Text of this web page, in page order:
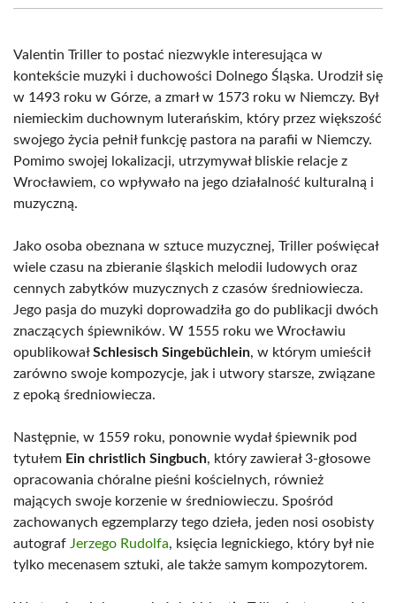
(Twitter)
Valentin Triller to postać niezwykle interesująca w
kontekście muzyki i duchowości Dolnego Śląska. Urodził się
w 1493 roku w Górze, a zmarł w 1573 roku w Niemczy. Był
niemieckim duchownym luterańskim, który przez większość
swojego życia pełnił funkcję pastora na parafii w Niemczy.
Pomimo swojej lokalizacji, utrzymywał bliskie relacje z
Wrocławiem, co wpływało na jego działalność kulturalną i
muzyczną.
Jako osoba obeznana w sztuce muzycznej, Triller poświęcał
wiele czasu na zbieranie śląskich melodii ludowych oraz
cennych zabytków muzycznych z czasów średniowiecza.
Jego pasja do muzyki doprowadziła go do publikacji dwóch
znaczących śpiewników. W 1555 roku we Wrocławiu
opublikowałSchlesisch Singebüchlein, w którym umieścił
zarówno swoje kompozycje, jak i utwory starsze, związane
z epoką średniowiecza.
Następnie, w 1559 roku, ponownie wydał śpiewnik pod
tytułem Ein christlich Singbuch, który zawierał 3-głosowe
opracowania chóralne pieśni kościelnych, również
mających swoje korzenie w średniowieczu. Spośród
zachowanych egzemplarzy tego dzieła, jeden nosi osobisty
autograf Jerzego Rudolfa, księcia legnickiego, który był nie
tylko mecenasem sztuki, ale także samym kompozytorem.